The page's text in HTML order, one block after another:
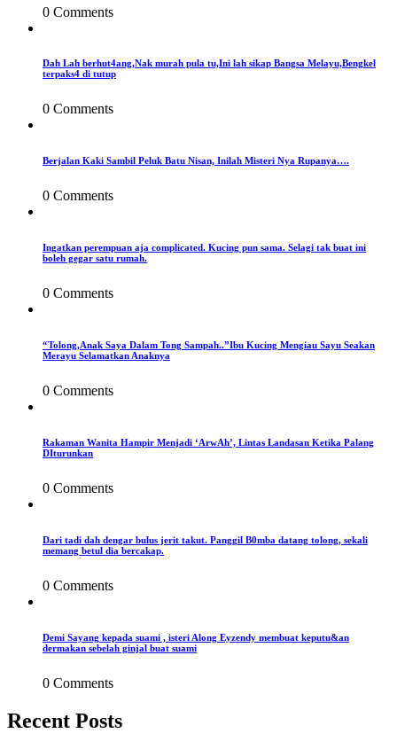
0 Comments
Dah Lah berhut4ang,Nak murah pula tu,Ini lah sikap Bangsa Melayu,Bengkel
terpaks4 di tutup
0 Comments
Berjalan Kaki Sambil Peluk Batu Nisan, Inilah Misteri Nya Rupanya….
0 Comments
Ingatkan perempuan aja complicated. Kucing pun sama. Selagi tak buat ini
boleh gegar satu rumah.
0 Comments
“Tolong,Anak Saya Dalam Tong Sampah..”Ibu Kucing Mengiau Sayu Seakan
Merayu Selamatkan Anaknya
0 Comments
Rakaman Wanita Hampir Menjadi ‘ArwAh’, Lintas Landasan Ketika Palang
DIturunkan
0 Comments
Dari tadi dah dengar bulus jerit takut. Panggil B0mba datang tolong, sekali
memang betul dia bercakap.
0 Comments
Demi Sayang kepada suami , isteri Along Eyzendy membuat keputu&an
dermakan sebelah ginjal buat suami
0 Comments
Recent Posts